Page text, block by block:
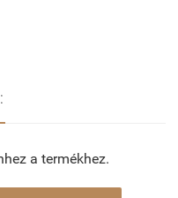
a termékhez.